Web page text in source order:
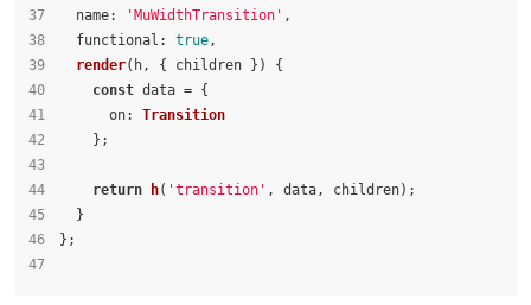
name: 'MuWidthTransition' ,
functional : true,
render( h, { children } ) {
const data = {
on: Transition
    };
return h( 'transition' , data, children);
  }
};